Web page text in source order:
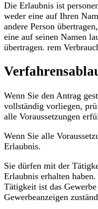
Die Erlaubnis ist
weder eine auf Ihren
andere Person
eine auf seinen Namen
übertragen. rem
Wenn Sie den Antrag
vollständig vorliegen,
alle Voraussetzungen
Wenn Sie alle
Erlaubnis.
Sie dürfen mit der
Erlaubnis erhalten
Tätigkeit ist das
Gewerbeanzeigen